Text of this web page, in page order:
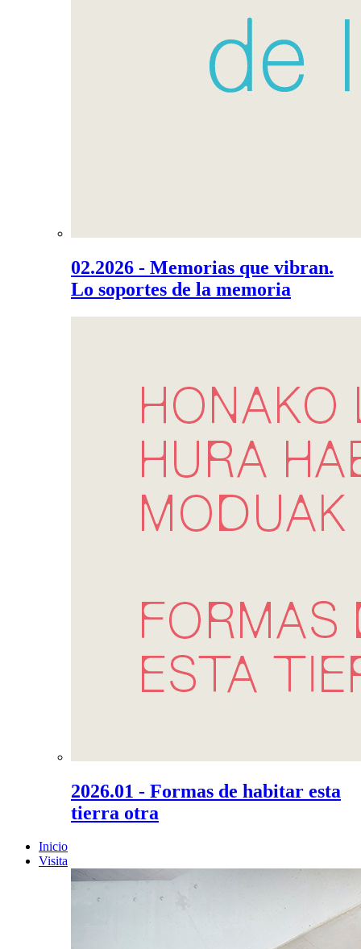
02.2026 - Memorias que vibran.
Lo soportes de la memoria
2026.01 - Formas de habitar esta
tierra otra
Inicio
Visita